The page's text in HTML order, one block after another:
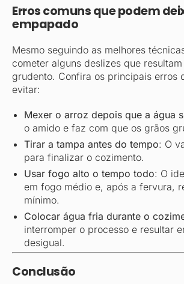
Erros comuns que podem
empapado
Mesmo seguindo as melhores
cometer alguns deslizes que
grudento. Confira os principais erros
evitar:
Mexer o arroz depois que a água
o amido e faz com que os grãos
Tirar a tampa antes do tempo: O
para finalizar o cozimento.
Usar fogo alto o tempo todo: O
em fogo médio e, após a fervura,
mínimo.
Colocar água fria durante o
interromper o processo e resultar
desigual.
Conclusão